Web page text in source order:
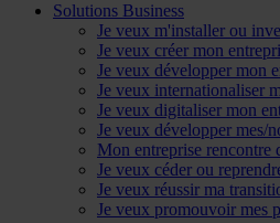
Solutions Business
Je veux m'installer ou
Je veux créer mon
Je veux développer mon
Je veux internationaliser
Je veux digitaliser mon
Je veux développer mes/
Mon entreprise rencontre
Je veux céder ou
Je veux réussir ma
Je veux promouvoir mes